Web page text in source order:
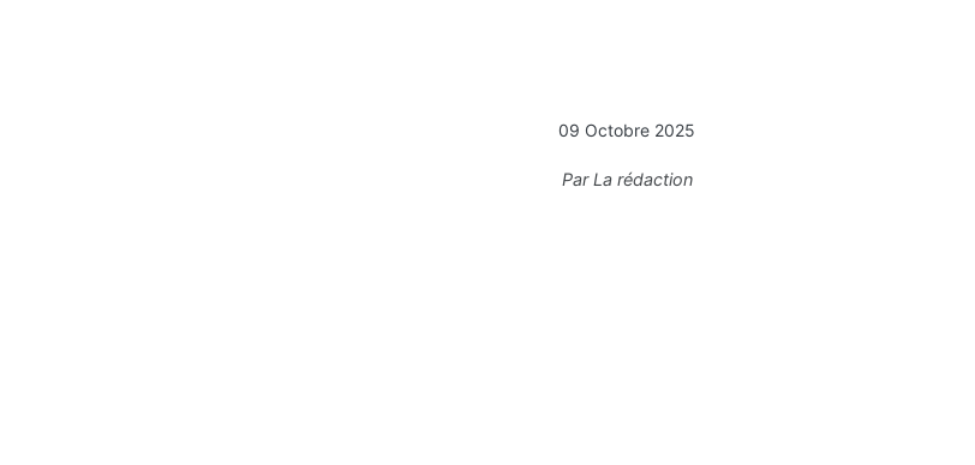
09 Octobre 2025
ParLa rédaction